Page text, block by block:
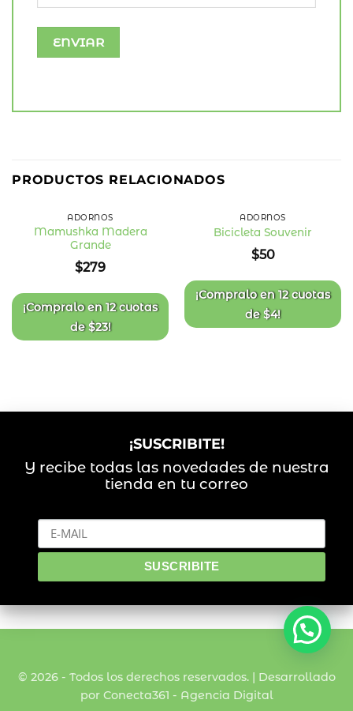
PRODUCTOS RELACIONADOS
ADORNOS
Mamushka Madera
Grande
$279
¡Compralo en12 cuotas
de$23!
de
deseos
ADORNOS
Bicicleta Souvenir
$50
¡Compralo en12 cuotas
de$4!
¡SUSCRIBITE!
Y recibe todas las novedades de nuestra
tienda en tu correo
© 2026 - Todos los derechos reservados. | Desarrollado
por Conecta361 - Agencia Digital